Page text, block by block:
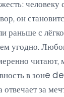
человеку
он
раньше с
угодно.
читают,
в зонe
за